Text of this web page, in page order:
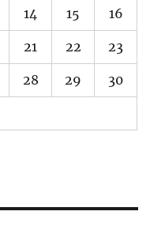
14 15 16
21 22 23
28 29 30